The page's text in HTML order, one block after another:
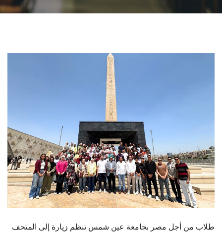
الدراسات العليا
الخريجين
الموظفون
الزائـرون
طلاب من أجل مصر بجامعة عين شمس تنظم زيارة إلى المتحف